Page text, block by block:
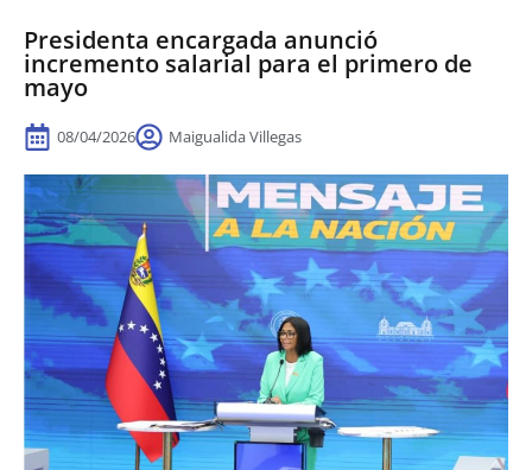
Presidenta encargada anunció
incremento salarial para el primero de
mayo
08/04/2026 Maigualida Villegas